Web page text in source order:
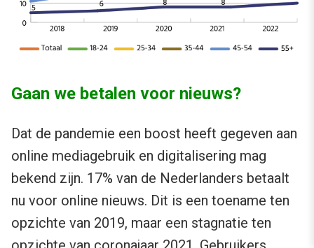
Gaan we betalen voor nieuws?
Dat de pandemie een boost heeft gegeven aan
online mediagebruik en digitalisering mag
bekend zijn. 17% van de Nederlanders betaalt
nu voor online nieuws. Dit is een toename ten
opzichte van 2019, maar een stagnatie ten